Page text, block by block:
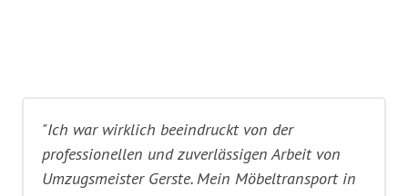
"Ich war wirklich beeindruckt von der
professionellen und zuverlässigen Arbeit von
Umzugsmeister Gerste. Mein Möbeltransport in